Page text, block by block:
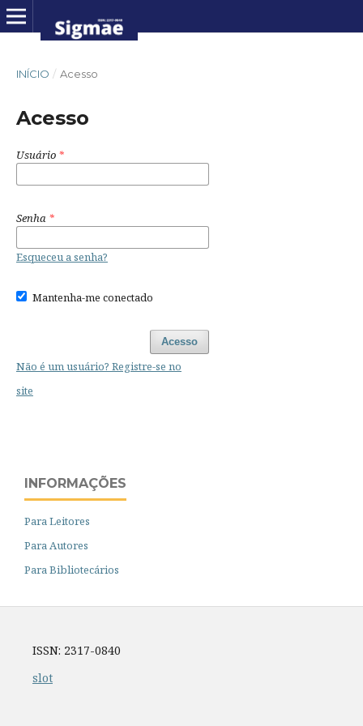
INÍCIO / Acesso
Acesso
Usuário *
Senha *
Esqueceu a senha?
Mantenha-me conectado
Acesso
Não é um usuário? Registre-se no
site
INFORMAÇÕES
Para Leitores
Para Autores
Para Bibliotecários
ISSN: 2317-0840
slot